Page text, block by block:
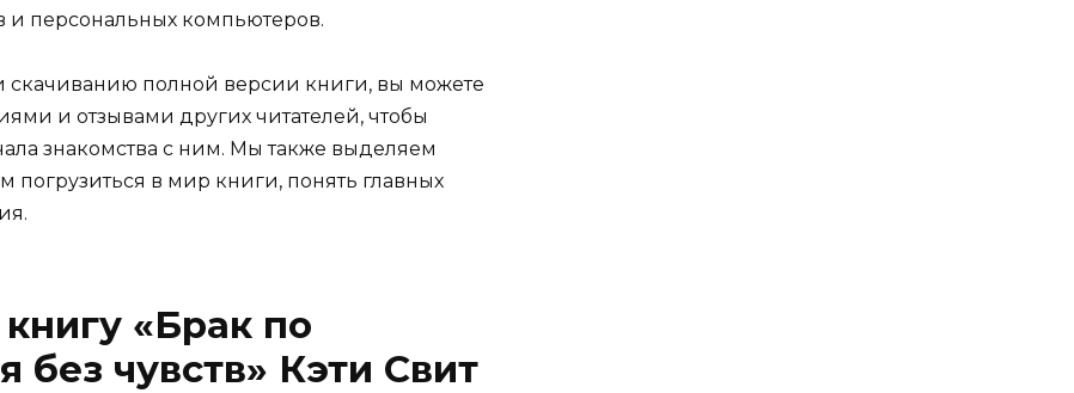
и персональных компьютеров.
полной версии книги, вы можете
и отзывами других читателей, чтобы
знакомства с ним. Мы также выделяем
погрузиться в мир книги, понять главных
«Брак по
без чувств» Кэти Свит